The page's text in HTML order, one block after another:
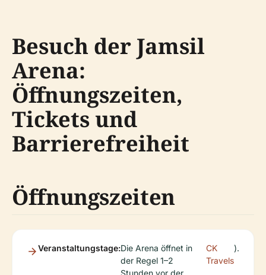
Besuch der Jamsil
Arena:
Öffnungszeiten,
Tickets und
Barrierefreiheit
Öffnungszeiten
Veranstaltungstage:Die Arena öffnet in
der Regel 1–2
Stunden vor der
CK
Travels
).